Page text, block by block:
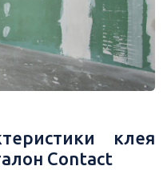
клея
Contact